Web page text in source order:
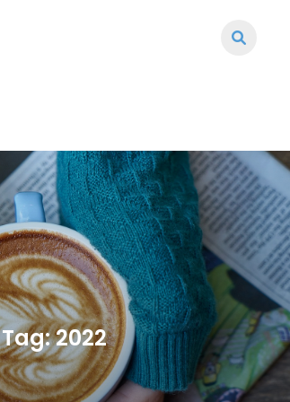
Tag: 2022